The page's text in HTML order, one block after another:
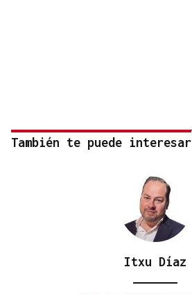
También te puede interesar
Itxu Díaz